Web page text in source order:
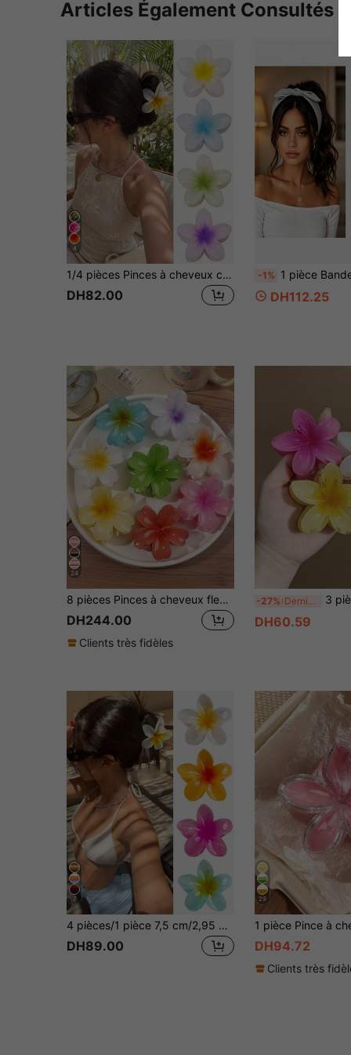
Articles Également Consultés
4
1/4 pièces Pinces à cheveux couleur gelée d'hibiscus, plastique léger, accessoires pour cheveux, convient pour le quotidien, décontracté, fête, vacances à la plage, essentiel d'été
DH82.00
-1% 1 pièce Bandeau à oreilles de lapin avec nœud pour femmes, style bohème, large, super mignon, accessoire pour la Saint-Valentin, serre-tête oreilles de lapin de Pâques, automne/hiver,
DH112.25
24
8 pièces Pinces à cheveux fleur dégradé, couleurs pastel, convient pour chignon, coiffures mi-relevées, pinces à cheveux, style coréen doux, mignon, naturel pour plage, sortie, fête, voyage, anniversaire
DH244.00
Clients très fidèles
-27% Derniers 3 jours 3 pièces/1 pièce Pince à cheveux en plastique léger en forme de fleur d'hibiscus blanche, jaune et rose de 8 cm/3,15 pouces
DH60.59
7
4 pièces/1 pièce 7,5 cm/2,95 po Pinces à cheveux couleur gelée fleur d'hibiscus, blanc/jaune/rose/bleu, accessoires de salle de bain en plastique pour usage quotidien
DH89.00
29
DH94.72
Clients très